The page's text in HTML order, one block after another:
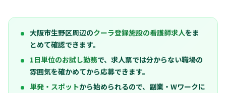
大阪市生野区周辺のクーラ登録施設の看護師求人をま
とめて確認できます。
1日単位のお試し勤務で、求人票では分からない職場の
雰囲気を確かめてから応募できます。
単発・スポットから始められるので、副業・Wワークに